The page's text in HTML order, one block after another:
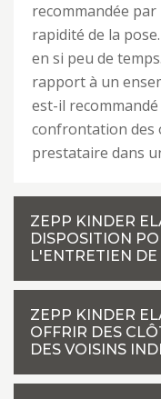
recommandée
rapidité de la
en si peu de
rapport à un
est-il
confrontation des
prestataire dans
ZEPP KINDER
DISPOSITION
L'ENTRETIEN
ZEPP KINDER
OFFRIR DES
DES VOISINS